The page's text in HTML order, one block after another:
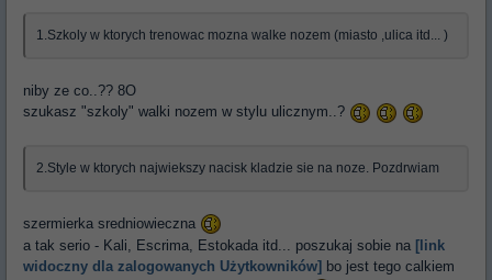
1.Szkoly w ktorych trenowac mozna walke nozem (miasto ,ulica itd... )
niby ze co..?? 8O
szukasz "szkoly" walki nozem w stylu ulicznym..?
2.Style w ktorych najwiekszy nacisk kladzie sie na noze. Pozdrwiam
szermierka sredniowieczna
a tak serio - Kali, Escrima, Estokada itd... poszukaj sobie na [link
widoczny dla zalogowanych Użytkowników] bo jest tego calkiem